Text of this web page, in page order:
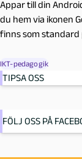
Appar till din
du hem via ikonen
finns som
IKT-pedagogik
TIPSA OSS
FÖLJ OSS PÅ